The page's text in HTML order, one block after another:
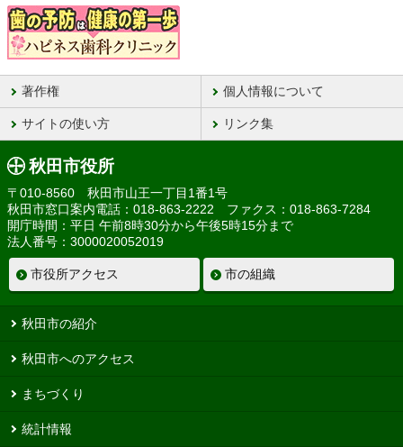
著作権 個人情報について
サイトの使い方 リンク集
秋田市役所
〒010-8560 秋田市山王一丁目1番1号
秋田市窓口案内電話：018-863-2222 ファクス：018-863-7284
開庁時間：平日 午前8時30分から午後5時15分まで
法人番号：3000020052019
市役所アクセス 市の組織
秋田市の紹介
秋田市へのアクセス
まちづくり
統計情報